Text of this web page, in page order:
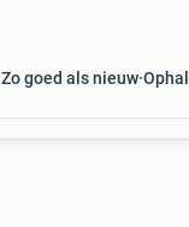
Zo goed als nieuw